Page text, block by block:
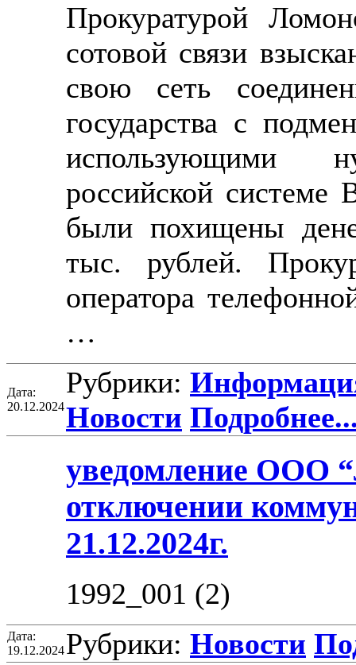
Прокуратурой
сотовой связи
свою сеть
государства с
использующими
российской системе
были похищены
тыс. рублей.
оператора
…
Дата:
20.12.2024
Рубрики:
Новости
уведомление ООО
отключении
21.12.2024г.
1992_001 (2)
Дата:
19.12.2024Рубрики: Новости